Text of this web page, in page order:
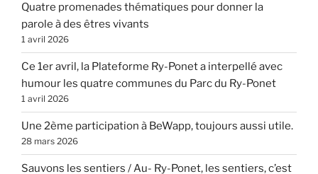
Quatre promenades thématiques pour donner la
parole à des êtres vivants
1 avril 2026
Ce 1er avril, la Plateforme Ry-Ponet a interpellé avec
humour les quatre communes du Parc du Ry-Ponet
1 avril 2026
Une 2ème participation à BeWapp, toujours aussi utile.
28 mars 2026
Sauvons les sentiers / Au- Ry-Ponet, les sentiers, c’est